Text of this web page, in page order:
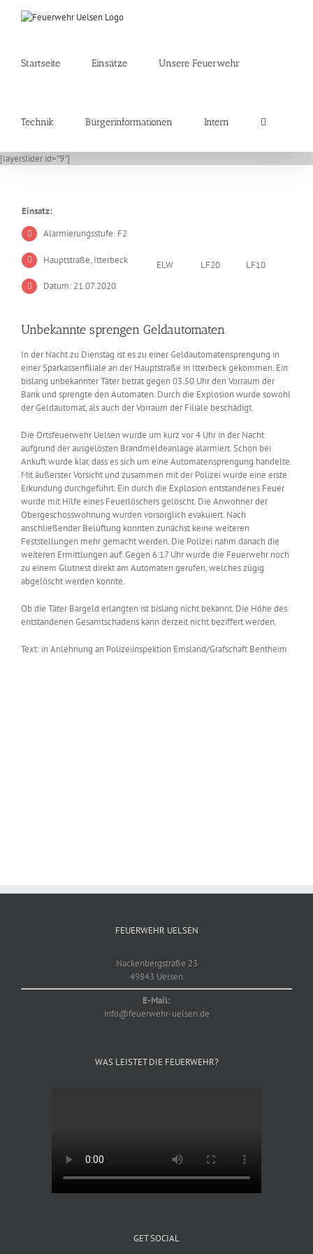
Inhalt
Startseite Einsätze Unsere Feuerwehr
Technik Bürgerinformationen Intern
[layerslider id="9"]
Einsatz:
Alarmierungsstufe: F2
Hauptstraße, Itterbeck
Datum: 21.07.2020
ELW LF20 LF10
Unbekannte sprengen Geldautomaten
In der Nacht zu Dienstag ist es zu einer Geldautomatensprengung in
einer Sparkassenfiliale an der Hauptstraße in Itterbeck gekommen. Ein
bislang unbekannter Täter betrat gegen 03.50 Uhr den Vorraum der
Bank und sprengte den Automaten. Durch die Explosion wurde sowohl
der Geldautomat, als auch der Vorraum der Filiale beschädigt.
Die Ortsfeuerwehr Uelsen wurde um kurz vor 4 Uhr in der Nacht
aufgrund der ausgelösten Brandmeldeanlage alarmiert. Schon bei
Ankuft wurde klar, dass es sich um eine Automatensprengung handelte.
Mit äußerster Vorsicht und zusammen mit der Polizei wurde eine erste
Erkundung durchgeführt. Ein durch die Explosion entstandenes Feuer
wurde mit Hilfe eines Feuerlöschers gelöscht. Die Anwohner der
Obergeschosswohnung wurden vorsorglich evakuiert. Nach
anschließender Belüftung konnten zunächst keine weiteren
Feststellungen mehr gemacht werden. Die Polizei nahm danach die
weiteren Ermittlungen auf. Gegen 6:17 Uhr wurde die Feuerwehr noch
zu einem Glutnest direkt am Automaten gerufen, welches zügig
abgelöscht werden konnte.
Ob die Täter Bargeld erlangten ist bislang nicht bekannt. Die Höhe des
entstandenen Gesamtschadens kann derzeit nicht beziffert werden.
Text: in Anlehnung an Polizeiinspektion Emsland/Grafschaft Bentheim
FEUERWEHR UELSEN
Nackenbergstraße 23
49843 Uelsen
E-Mail:
info@feuerwehr-uelsen.de
WAS LEISTET DIE FEUERWEHR?
GET SOCIAL